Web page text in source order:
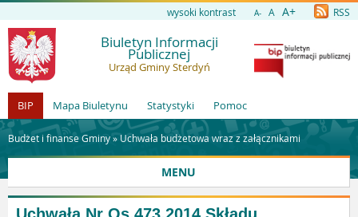
wysoki kontrast A- A A+ RSS
Biuletyn Informacji
Publicznej
Urząd Gminy Sterdyń
BIP Mapa Biuletynu Statystyki Pomoc
Budżet i finanse Gminy »Uchwała budżetowa wraz z załącznikami
MENU